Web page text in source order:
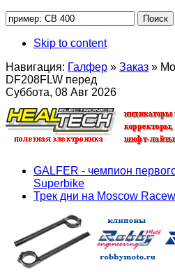
Skip to content
Навигация: Галфер » Заказ »
DF208FLW перед
Суббота, 08 Авг 2026
GALFER - чемпион
Superbike
Трек дни на Moscow